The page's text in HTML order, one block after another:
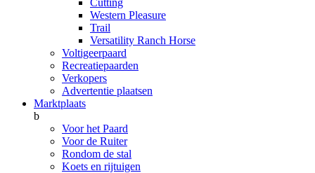
Cutting
Western Pleasure
Trail
Versatility Ranch Horse
Voltigeerpaard
Recreatiepaarden
Verkopers
Advertentie plaatsen
Marktplaats
b
Voor het Paard
Voor de Ruiter
Rondom de stal
Koets en rijtuigen